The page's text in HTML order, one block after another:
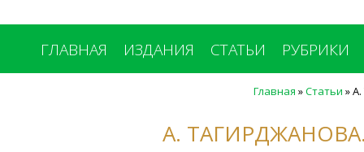
ГЛАВНАЯ ИЗДАНИЯ СТАТЬИ РУБРИКИ
Главная »Статьи »А.
А.